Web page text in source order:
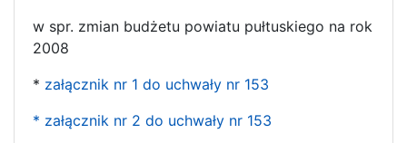
w spr. zmian budżetu powiatu pułtuskiego na rok
2008
* załącznik nr 1 do uchwały nr 153
* załącznik nr 2 do uchwały nr 153